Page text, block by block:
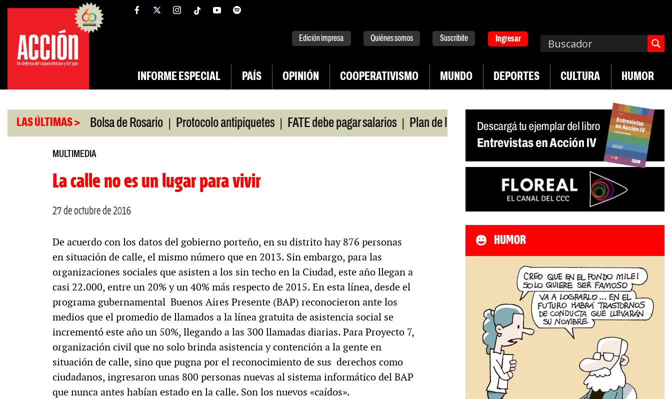
Saltar
contenido
facebooktwitterinstagram
Edición impresa Quiénes somos Suscribite Ingresar
INFORME ESPECIAL PAÍS OPINIÓN COOPERATIVISMO MUNDO DEPORTES CULTURA HUMOR
LAS ÚLTIMAS >
Caputo en la Bolsa de Rosario | Protocolo antipiquetes | FATE debe pagar salarios | Plan de lucha de UTEP | Exportaciones del agro Crece venta
MULTIMEDIA
La calle no es un lugar para vivir
27 de octubre de 2016
De acuerdo con los datos del gobierno porteño, en su distrito hay 876 personas
en situación de calle, el mismo número que en 2013. Sin embargo, para las
organizaciones sociales que asisten a los sin techo en la Ciudad, este año llegan a
casi 22.000, entre un 20% y un 40% más respecto de 2015. En esta línea, desde el
programa gubernamental Buenos Aires Presente (BAP) reconocieron ante los
medios que el promedio de llamados a la línea gratuita de asistencia social se
incrementó este año un 50%, llegando a las 300 llamadas diarias. Para Proyecto 7,
organización civil que no solo brinda asistencia y contención a la gente en
situación de calle, sino que pugna por el reconocimiento de sus derechos como
ciudadanos, ingresaron unas 800 personas nuevas al sistema informático del BAP
que nunca antes habían estado en la calle. Son los nuevos «caídos».
HUMOR